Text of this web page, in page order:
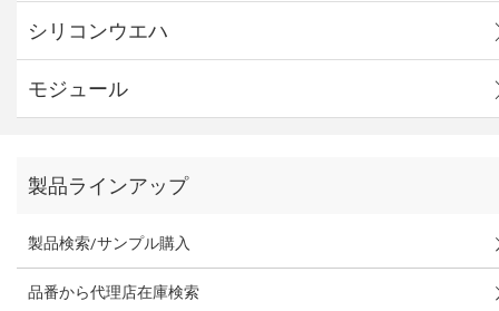
シリコンウエハ
モジュール
製品ラインアップ
製品検索/サンプル購入
品番から代理店在庫検索